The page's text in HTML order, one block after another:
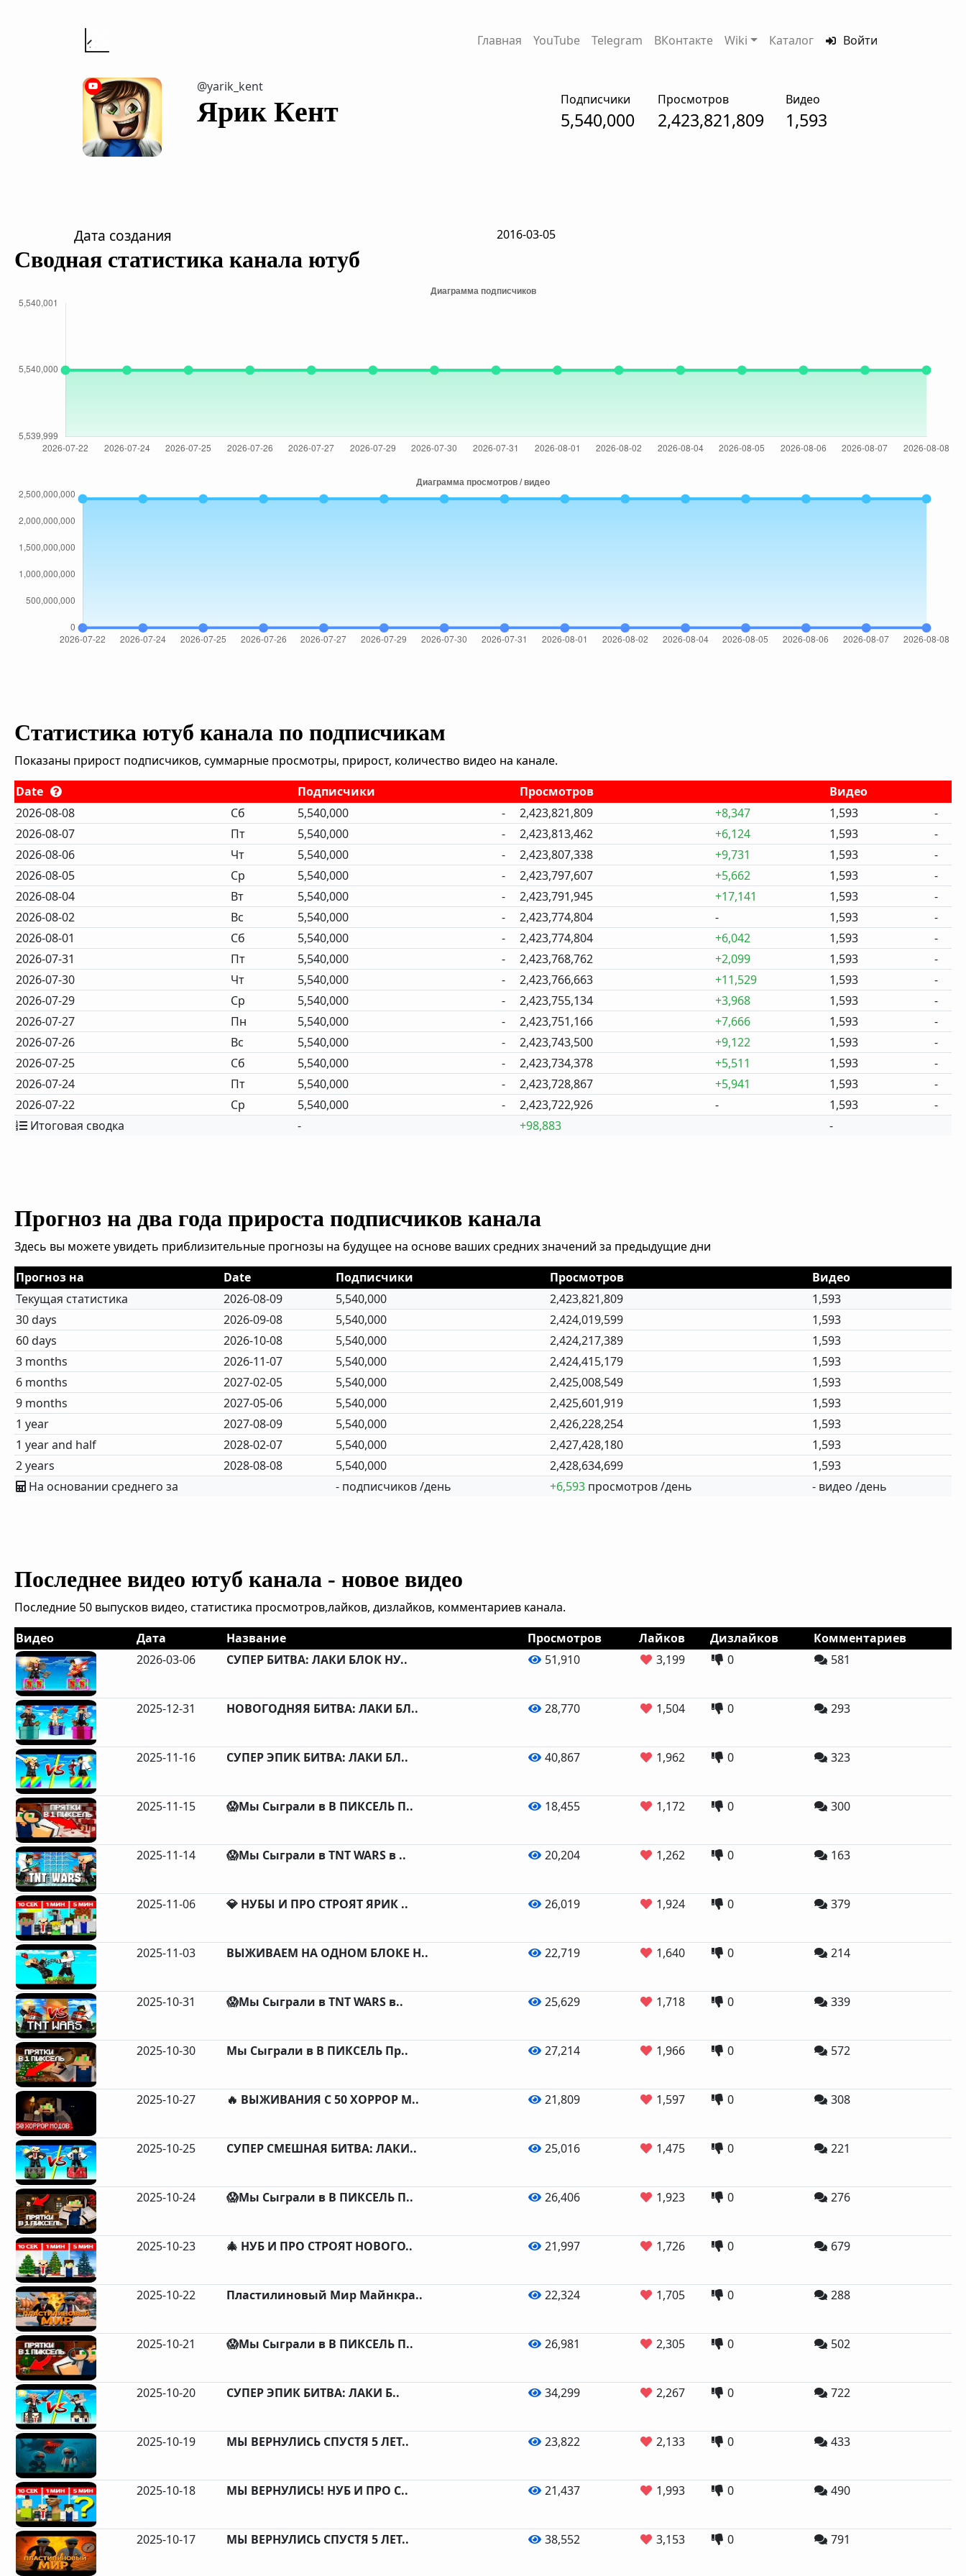
Главная YouTube Telegram ВКонтакте Wiki Каталог Войти
@yarik_kent
Ярик Кeнт Подписчики
5,540,000
Просмотров
2,423,821,809
Видео
1,593
Дата создания 2016-03-05
Сводная статистика канала ютуб
Статистика ютуб канала по подписчикам
Показаны прирост подписчиков, суммарные просмотры, прирост, количество видео на канале.
Date
Подписчики Просмотров
Видео
2026-08-08
Сб 5,540,000 - 2,423,821,809 +8,347 1,593
-
2026-08-07
Пт 5,540,000 - 2,423,813,462 +6,124 1,593
-
2026-08-06
Чт 5,540,000 - 2,423,807,338 +9,731 1,593
-
2026-08-05
Ср 5,540,000 - 2,423,797,607 +5,662 1,593
-
2026-08-04
Вт 5,540,000 - 2,423,791,945 +17,141 1,593
-
2026-08-02
Вс 5,540,000 - 2,423,774,804 - 1,593
-
2026-08-01
Сб 5,540,000 - 2,423,774,804 +6,042 1,593
-
2026-07-31
Пт 5,540,000 - 2,423,768,762 +2,099 1,593
-
2026-07-30
Чт 5,540,000 - 2,423,766,663 +11,529 1,593
-
2026-07-29
Ср 5,540,000 - 2,423,755,134 +3,968 1,593
-
2026-07-27
Пн 5,540,000 - 2,423,751,166 +7,666 1,593
-
2026-07-26
Вс 5,540,000 - 2,423,743,500 +9,122 1,593
-
2026-07-25
Сб 5,540,000 - 2,423,734,378 +5,511 1,593
-
2026-07-24
Пт 5,540,000 - 2,423,728,867 +5,941 1,593
-
2026-07-22
Ср 5,540,000 - 2,423,722,926 - 1,593
-
Итоговая сводка
- +98,883 -
Прогноз на два года прироста подписчиков канала
Здесь вы можете увидеть приблизительные прогнозы на будущее на основе ваших средних значений за предыдущие дни
Прогноз на
Date Подписчики Просмотров
Видео
Текущая статистика
2026-08-09 5,540,000 2,423,821,809
1,593
30 days
2026-09-08 5,540,000 2,424,019,599
1,593
60 days
2026-10-08 5,540,000 2,424,217,389
1,593
3 months
2026-11-07 5,540,000 2,424,415,179
1,593
6 months
2027-02-05 5,540,000 2,425,008,549
1,593
9 months
2027-05-06 5,540,000 2,425,601,919
1,593
1 year
2027-08-09 5,540,000 2,426,228,254
1,593
1 year and half
2028-02-07 5,540,000 2,427,428,180
1,593
2 years
2028-08-08 5,540,000 2,428,634,699
1,593
На основании среднего за
- подписчиков /день +6,593 просмотров /день - видео /день
Последнее видео ютуб канала - новое видео
Последние 50 выпусков видео, статистика просмотров,лайков, дизлайков, комментариев канала.
Видео
Дата Название Просмотров Лайков Дизлайков
Комментариев
2026-03-06
СУПЕР БИТВА: ЛАКИ БЛОК НУ.. 51,910 3,199 0 581
2025-12-31 НОВОГОДНЯЯ БИТВА: ЛАКИ БЛ.. 28,770 1,504 0 293
2025-11-16 СУПЕР ЭПИК БИТВА: ЛАКИ БЛ.. 40,867 1,962 0 323
2025-11-15 😱Мы Сыграли в В ПИКСЕЛЬ П.. 18,455 1,172 0 300
2025-11-14 😱Мы Сыграли в TNT WARS в .. 20,204 1,262 0 163
2025-11-06 💎 НУБЫ И ПРО СТРОЯТ ЯРИК .. 26,019 1,924 0 379
2025-11-03 ВЫЖИВАЕМ НА ОДНОМ БЛОКЕ Н.. 22,719 1,640 0 214
2025-10-31 😱Мы Сыграли в TNT WARS в.. 25,629 1,718 0 339
2025-10-30 Мы Сыграли в В ПИКСЕЛЬ Пр.. 27,214 1,966 0 572
2025-10-27 🔥 ВЫЖИВАНИЯ С 50 ХОРРОР М.. 21,809 1,597 0 308
2025-10-25 СУПЕР СМЕШНАЯ БИТВА: ЛАКИ.. 25,016 1,475 0 221
2025-10-24 😱Мы Сыграли в В ПИКСЕЛЬ П.. 26,406 1,923 0 276
2025-10-23 🎄 НУБ И ПРО СТРОЯТ НОВОГО.. 21,997 1,726 0 679
2025-10-22 Пластилиновый Мир Майнкра.. 22,324 1,705 0 288
2025-10-21 😱Мы Сыграли в В ПИКСЕЛЬ П.. 26,981 2,305 0 502
2025-10-20 СУПЕР ЭПИК БИТВА: ЛАКИ Б.. 34,299 2,267 0 722
2025-10-19 МЫ ВЕРНУЛИСЬ СПУСТЯ 5 ЛЕТ.. 23,822 2,133 0 433
2025-10-18 МЫ ВЕРНУЛИСЬ! НУБ И ПРО С.. 21,437 1,993 0 490
2025-10-17 МЫ ВЕРНУЛИСЬ СПУСТЯ 5 ЛЕТ.. 38,552 3,153 0 791